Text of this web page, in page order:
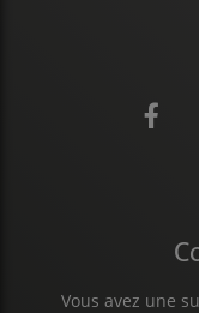
Vous avez une